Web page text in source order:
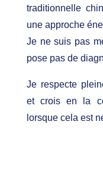
traditionnelle
une approche
Je ne suis pas
pose pas de
Je respecte
et crois en la
lorsque cela est